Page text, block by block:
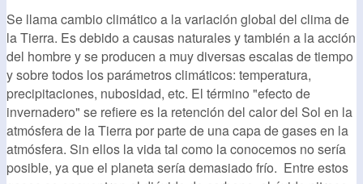
Se llama cambio climático a la variación global del clima de
la Tierra. Es debido a causas naturales y también a la acción
del hombre y se producen a muy diversas escalas de tiempo
y sobre todos los parámetros climáticos: temperatura,
precipitaciones, nubosidad, etc. El término "efecto de
invernadero" se refiere es la retención del calor del Sol en la
atmósfera de la Tierra por parte de una capa de gases en la
atmósfera. Sin ellos la vida tal como la conocemos no sería
posible, ya que el planeta sería demasiado frío. Entre estos